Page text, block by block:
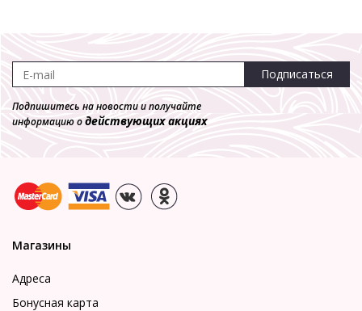
Подписаться
Подпишитесь на новости и получайте
информацию одействующих акциях
Магазины
Адреса
Бонусная карта